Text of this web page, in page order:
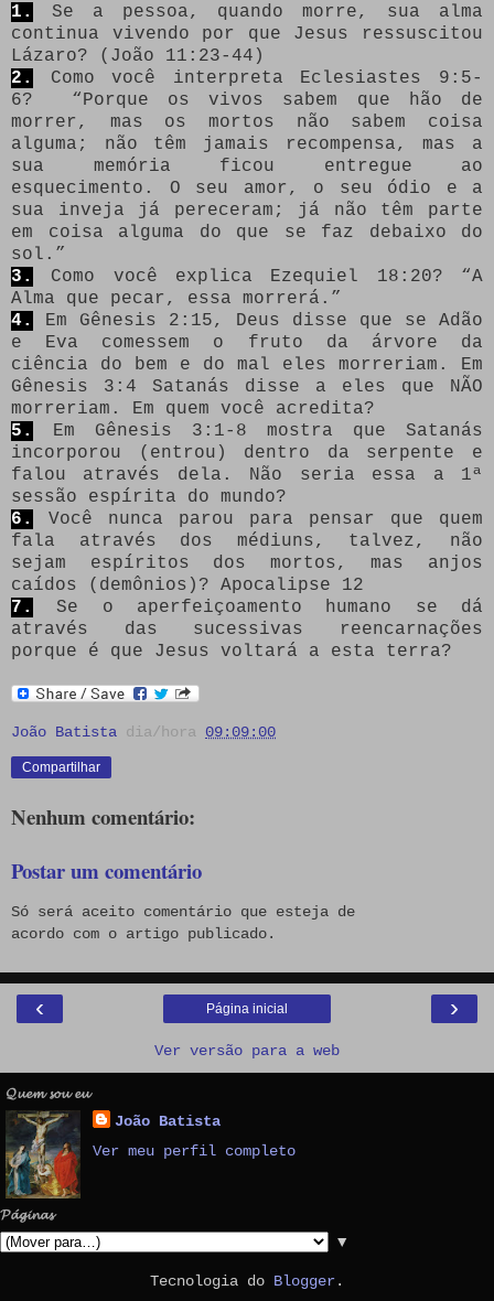
1.
Se a pessoa, quando morre, sua alma
continua vivendo por que Jesus ressuscitou
Lázaro? (João 11:23-44)
2.
Como você interpreta Eclesiastes 9:5-
6? “Porque os vivos sabem que hão de
morrer, mas os mortos não sabem coisa
alguma; não têm jamais recompensa, mas a
sua memória ficou entregue ao
esquecimento. O seu amor, o seu ódio e a
sua inveja já pereceram; já não têm parte
em coisa alguma do que se faz debaixo do
sol.”
3.
Como você explica Ezequiel 18:20? “A
Alma que pecar, essa morrerá.”
4.
Em Gênesis 2:15, Deus disse que se Adão
e Eva comessem o fruto da árvore da
ciência do bem e do mal eles morreriam. Em
Gênesis 3:4 Satanás disse a eles que NÃO
morreriam. Em quem você acredita?
5.
Em Gênesis 3:1-8 mostra que Satanás
incorporou (entrou) dentro da serpente e
falou através dela. Não seria essa a 1ª
sessão espírita do mundo?
6.
Você nunca parou para pensar que quem
fala através dos médiuns, talvez, não
sejam espíritos dos mortos, mas anjos
caídos (demônios)? Apocalipse 12
7.
Se o aperfeiçoamento humano se dá
através das sucessivas reencarnações
porque é que Jesus voltará a esta terra?
João Batista dia/hora 09:09:00
Compartilhar
Nenhum comentário:
Postar um comentário
Só será aceito comentário que esteja de
acordo com o artigo publicado.
‹ ›
Página inicial
Ver versão para a web
𝓠𝓾𝓮𝓶 𝓼𝓸𝓾 𝓮𝓾
João Batista
Ver meu perfil completo
𝓟𝓪́𝓰𝓲𝓷𝓪𝓼
▼
Tecnologia do Blogger.